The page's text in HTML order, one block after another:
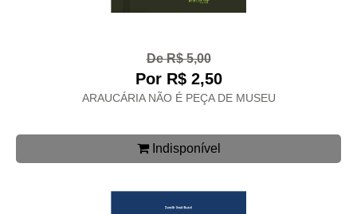
De R$ 5,00
Por R$ 2,50
ARAUCÁRIA NÃO É PEÇA DE MUSEU
Indisponível